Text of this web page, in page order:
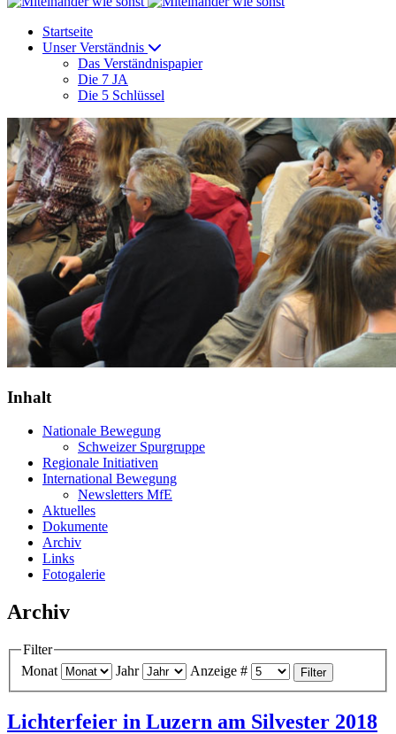
Startseite
Unser Verständnis
Das Verständnispapier
Die 7 JA
Die 5 Schlüssel
Inhalt
Nationale Bewegung
Schweizer Spurgruppe
Regionale Initiativen
International Bewegung
Newsletters MfE
Aktuelles
Dokumente
Archiv
Links
Fotogalerie
Archiv
Filter
Monat
Jahr Anzeige # Filter
Lichterfeier in Luzern am Silvester 2018